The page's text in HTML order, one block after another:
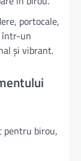
portocale,
într-un
și vibrant.
pentru birou,